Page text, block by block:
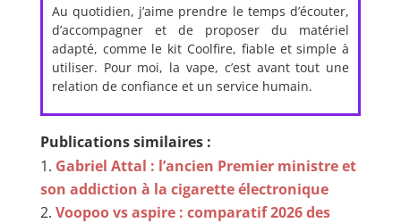
Au quotidien, j’aime prendre le temps d’écouter,
d’accompagner et de proposer du matériel
adapté, comme le kit Coolfire, fiable et simple à
utiliser. Pour moi, la vape, c’est avant tout une
relation de confiance et un service humain.
Publications similaires :
Gabriel Attal : l’ancien Premier ministre et
son addiction à la cigarette électronique
Voopoo vs aspire : comparatif 2026 des